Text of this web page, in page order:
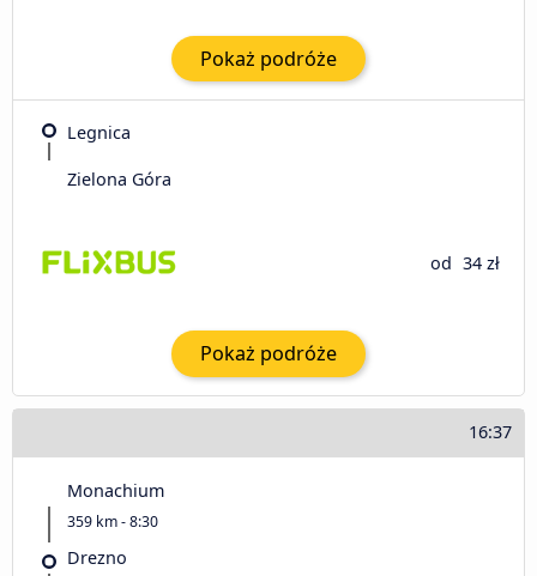
Pokaż podróże
Legnica
Zielona Góra
od 34 zł
Pokaż podróże
16:37
Monachium
359 km - 8:30
Drezno